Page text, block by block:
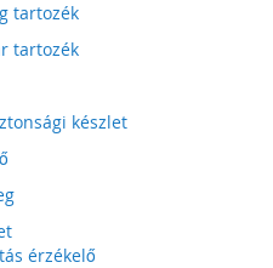
tartozék
tartozék
készlet
érzékelő